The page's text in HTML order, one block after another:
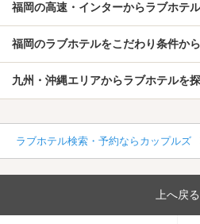
福岡の高速・インターからラブホテ
福岡のラブホテルをこだわり条件か
九州・沖縄エリアからラブホテルを
ラブホテル検索・予約ならカップルズ
上へ戻る